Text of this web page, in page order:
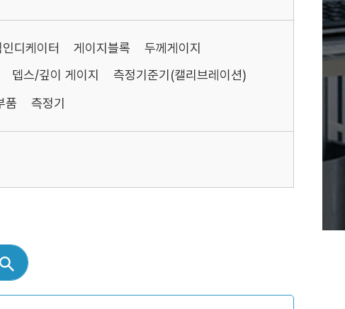
디케이터 게이지블록 두께게이지
뎁스/깊이 게이지
측정기준기(캘리브레이션)
품 측정기